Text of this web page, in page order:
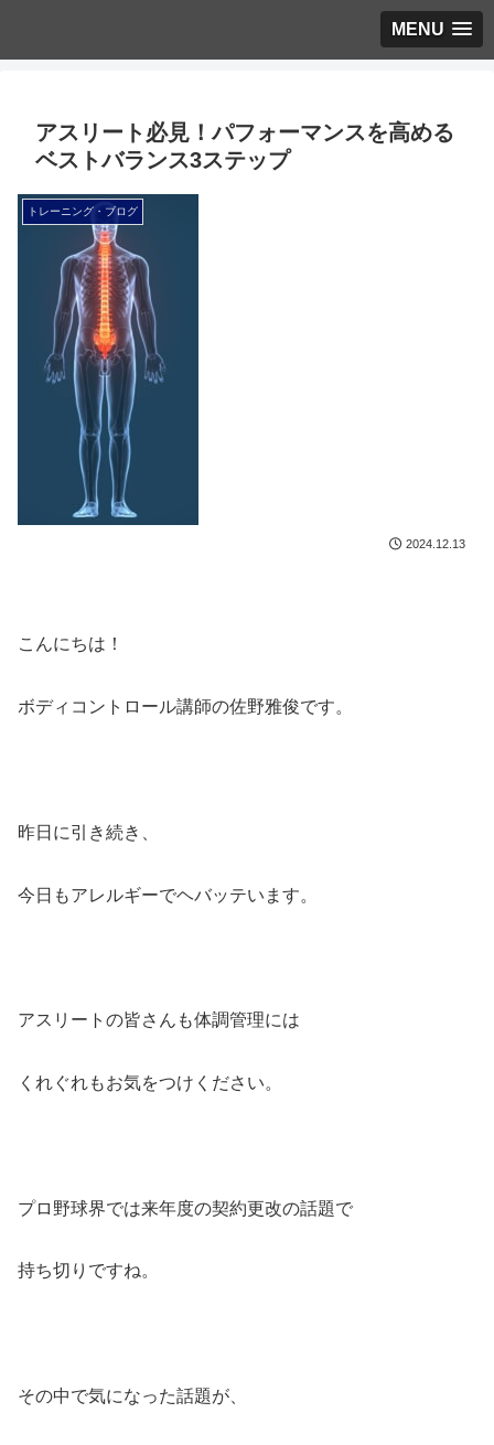
MENU
アスリート必見！パフォーマンスを高める
ベストバランス3ステップ
トレーニング・ブログ
2024.12.13
こんにちは！
ボディコントロール講師の佐野雅俊です。
昨日に引き続き、
今日もアレルギーでヘバッテいます。
アスリートの皆さんも体調管理には
くれぐれもお気をつけください。
プロ野球界では来年度の契約更改の話題で
持ち切りですね。
その中で気になった話題が、